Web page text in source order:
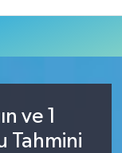
ve 1
Tahmini